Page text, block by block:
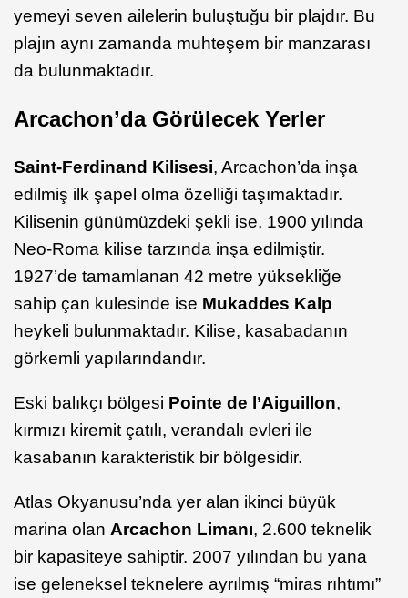
yemeyi seven ailelerin buluştuğu bir plajdır. Bu
plajın aynı zamanda muhteşem bir manzarası
da bulunmaktadır.
Arcachon’da Görülecek Yerler
Saint-Ferdinand Kilisesi, Arcachon’da inşa
edilmiş ilk şapel olma özelliği taşımaktadır.
Kilisenin günümüzdeki şekli ise, 1900 yılında
Neo-Roma kilise tarzında inşa edilmiştir.
1927’de tamamlanan 42 metre yüksekliğe
sahip çan kulesinde ise Mukaddes Kalp
heykeli bulunmaktadır. Kilise, kasabadanın
görkemli yapılarındandır.
Eski balıkçı bölgesi Pointe de l’Aiguillon,
kırmızı kiremit çatılı, verandalı evleri ile
kasabanın karakteristik bir bölgesidir.
Atlas Okyanusu’nda yer alan ikinci büyük
marina olan Arcachon Limanı, 2.600 teknelik
bir kapasiteye sahiptir. 2007 yılından bu yana
ise geleneksel teknelere ayrılmış “miras rıhtımı”